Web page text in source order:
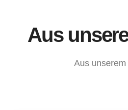
Aus
Aus unserem